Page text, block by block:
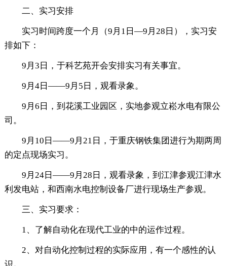
二、实习安排
实习时间跨度一个月（9月1日—9月28日），实习安
排如下：
9月3日，于科艺苑开会安排实习有关事宜。
9月4日——9月5日，观看录象。
9月6日，到花溪工业园区，实地参观立崧水电有限公
司。
9月10日——9月21日，于重庆钢铁集团进行为期两周
的定点现场实习。
9月24日——9月28日，观看录象，到江津参观江津水
利发电站，和西南水电控制设备厂进行现场生产参观。
三、实习要求：
1、了解自动化在现代工业的中的运作过程。
2、对自动化控制过程的实际应用，有一个感性的认